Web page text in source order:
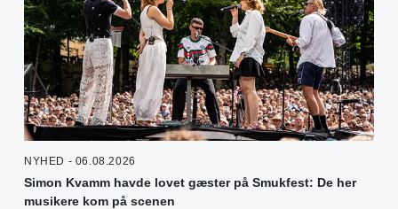
NYHED - 06.08.2026
Simon Kvamm havde lovet gæster på Smukfest: De her
musikere kom på scenen